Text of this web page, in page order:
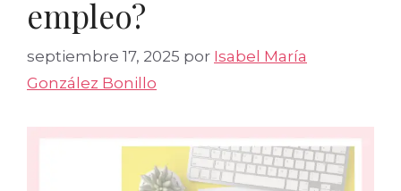
empleo?
septiembre 17, 2025 por Isabel María
González Bonillo